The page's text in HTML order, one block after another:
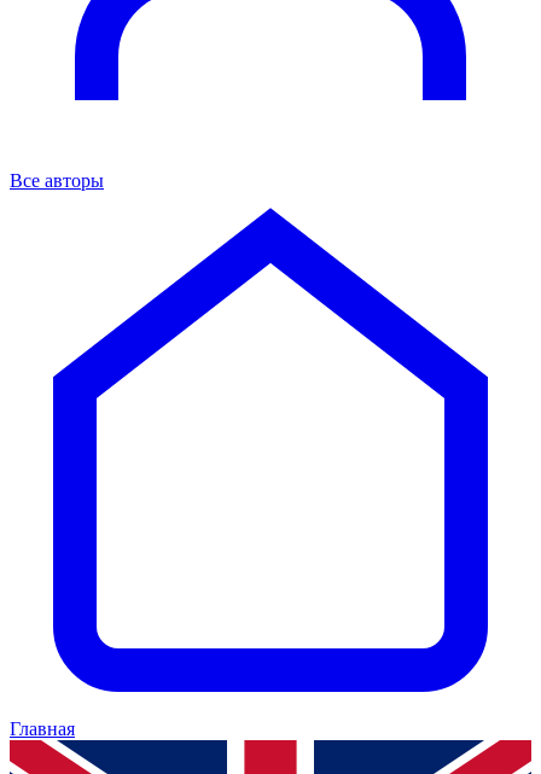
Все авторы
Главная